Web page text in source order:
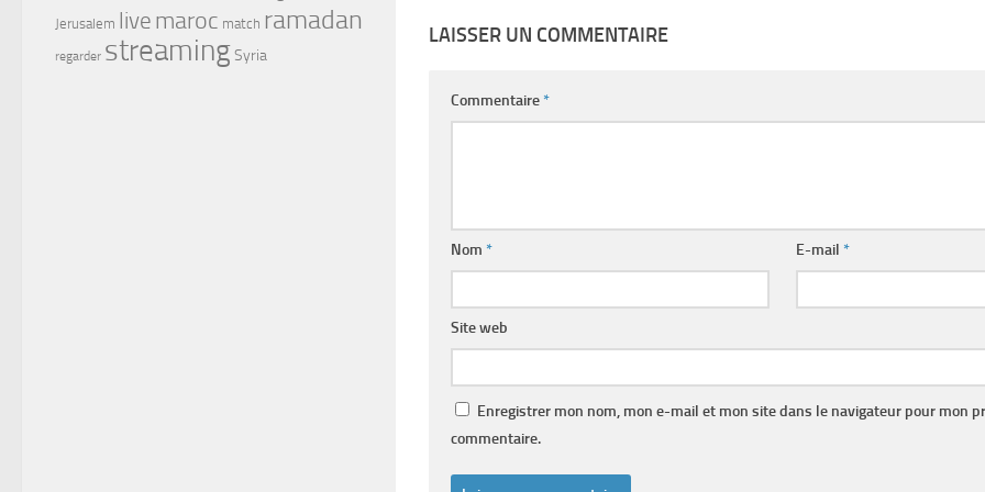
LAISSER UN COMMENTAIRE
Commentaire*
Nom * E-mail*
Site web
Enregistrer mon nom, mon e-mail et mon site dans le navigateur pour mon
commentaire.
Jerusalem live maroc match ramadan
regarder streamingSyria